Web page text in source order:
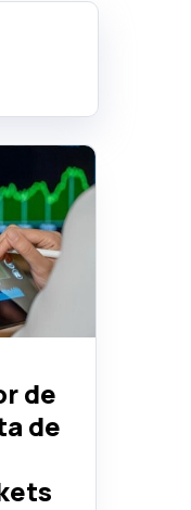
de
de